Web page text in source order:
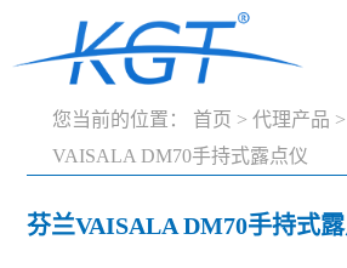
您当前的位置： 首页 > 代理产品 >
VAISALA DM70手持式露点仪
芬兰VAISALA DM70手持式